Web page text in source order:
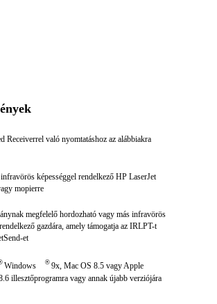
Receiverrel való nyomtatáshoz az alábbiakra
képességgel rendelkező HP LaserJet
mopierre
megfelelő hordozható vagy más infravörös
gazdára, amely támogatja az IRLPT-t
et
Windows ® 9x, Mac OS 8.5 vagy Apple
illesztőprogramra vagy annak újabb verziójára